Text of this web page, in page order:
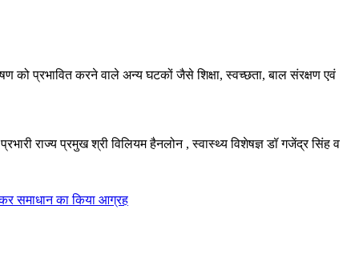
को प्रभावित करने वाले अन्य घटकों जैसे शिक्षा, स्वच्छता, बाल संरक्षण एवं
राज्य प्रमुख श्री विलियम हैनलोन , स्वास्थ्य विशेषज्ञ डॉ गजेंद्र सिंह व
समाधान का किया आग्रह